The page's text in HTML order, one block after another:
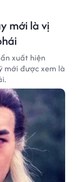
mới là vị
xuất hiện
mới được xem là